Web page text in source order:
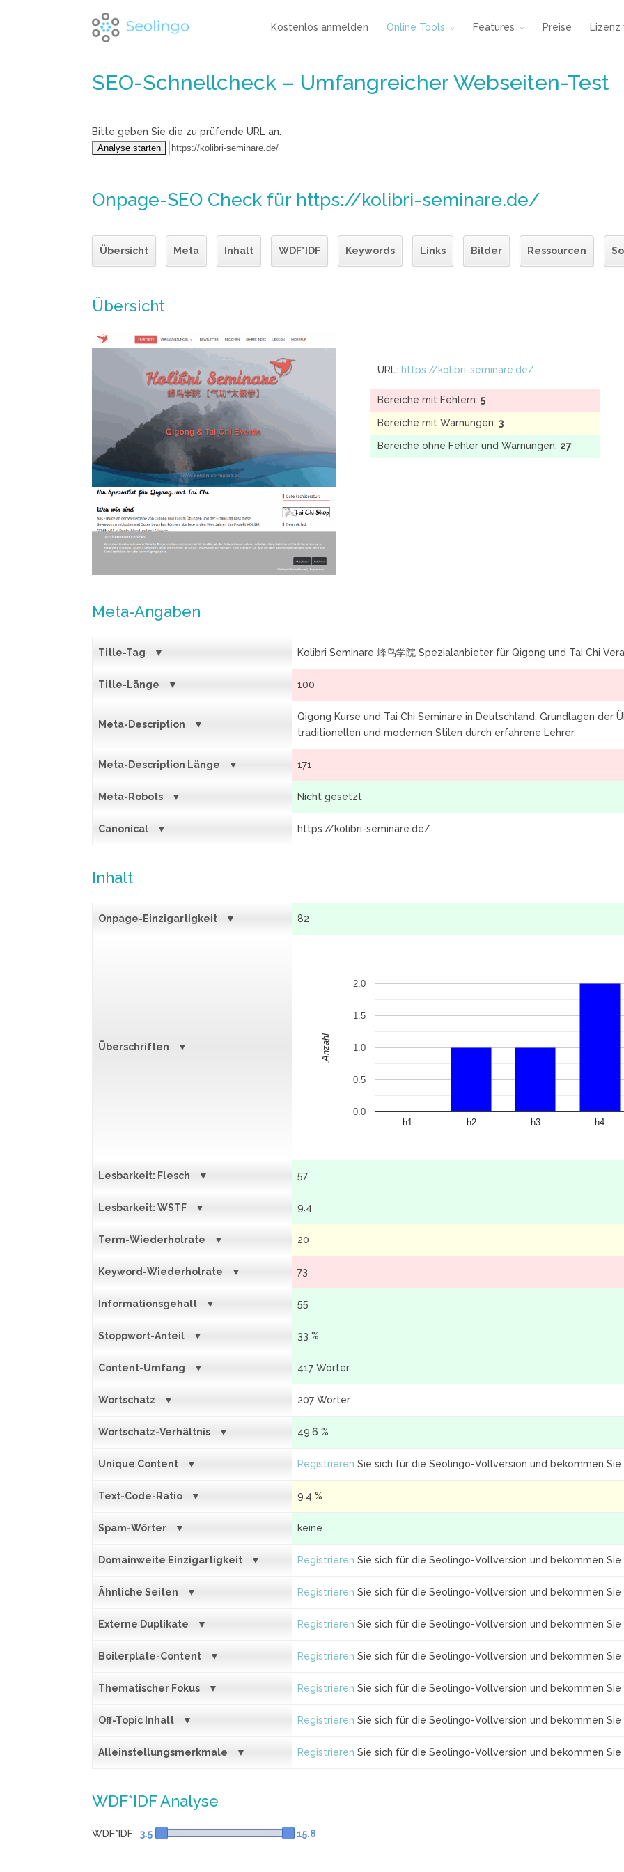
Kostenlos anmelden Online Tools Features Preise Lizenz
SEO-Schnellcheck – Umfangreicher Webseiten-Test
Bitte geben Sie die zu prüfende URL an.
Onpage-SEO Check für https://kolibri-seminare.de/
Übersicht Meta Inhalt WDF*IDF Keywords Links Bilder Ressourcen
Übersicht
URL: https://kolibri-seminare.de/
Bereiche mit Fehlern: 5
Bereiche mit Warnungen: 3
Bereiche ohne Fehler und Warnungen: 27
Meta-Angaben
Title-Tag Kolibri Seminare 蜂鸟学院 Spezialanbieter für Qigong und Tai Chi
Title-Länge 100
Meta-Description
Qigong Kurse und Tai Chi Seminare in Deutschland. Grundlagen der
traditionellen und modernen Stilen durch erfahrene Lehrer.
Meta-Description Länge 171
Meta-Robots Nicht gesetzt
Canonical https://kolibri-seminare.de/
Inhalt
Onpage-Einzigartigkeit 82
Überschriften
h1 h2 h3 h4
0.0
0.5
1.0
1.5
2.0
Anzahl
Lesbarkeit: Flesch 57
Lesbarkeit: WSTF 9.4
Term-Wiederholrate 20
Keyword-Wiederholrate 73
Informationsgehalt 55
Stoppwort-Anteil 33 %
Content-Umfang 417 Wörter
Wortschatz 207 Wörter
Wortschatz-Verhältnis 49.6 %
Unique Content Registrieren Sie sich für die Seolingo-Vollversion und bekommen Sie
Text-Code-Ratio 9.4 %
Spam-Wörter keine
Domainweite Einzigartigkeit Registrieren Sie sich für die Seolingo-Vollversion und bekommen Sie
Ähnliche Seiten Registrieren Sie sich für die Seolingo-Vollversion und bekommen Sie
Externe Duplikate Registrieren Sie sich für die Seolingo-Vollversion und bekommen Sie
Boilerplate-Content Registrieren Sie sich für die Seolingo-Vollversion und bekommen Sie
Thematischer Fokus Registrieren Sie sich für die Seolingo-Vollversion und bekommen Sie
Off-Topic Inhalt Registrieren Sie sich für die Seolingo-Vollversion und bekommen Sie
Alleinstellungsmerkmale Registrieren Sie sich für die Seolingo-Vollversion und bekommen Sie
WDF*IDF Analyse
WDF*IDF 3.5 15.8